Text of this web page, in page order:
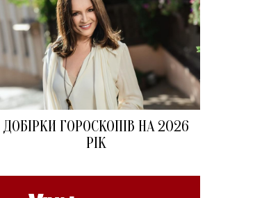
ДОБІРКИ ГОРОСКОПІВ НА 2026
РІК